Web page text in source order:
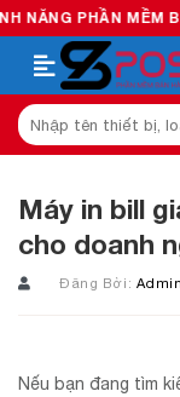
Skip
to
content
MỀM BÁN
Tìm
kiếm:
Máy in bill
cho doanh
Đăng Bởi:
Nếu bạn đang tìm